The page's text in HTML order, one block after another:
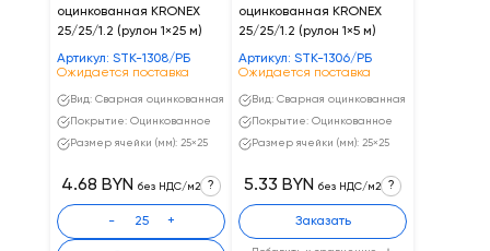
оцинкованная KRONEX
25/25/1.2 (рулон 1×25 м)
Артикул: STK-1308/РБ
Ожидается поставка
Вид: Сварная оцинкованная
Покрытие: Оцинкованное
Размер ячейки (мм): 25×25
4.68 BYN без НДС/м2 ?
- +
оцинкованная KRONEX
25/25/1.2 (рулон 1×5 м)
Артикул: STK-1306/РБ
Ожидается поставка
Вид: Сварная оцинкованная
Покрытие: Оцинкованное
Размер ячейки (мм): 25×25
5.33 BYN без НДС/м2 ?
Заказать